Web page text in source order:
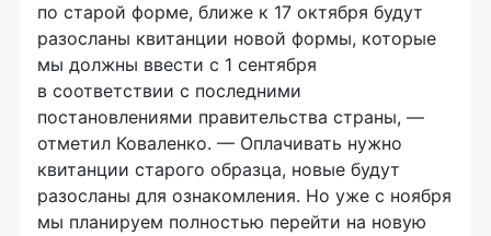
по старой форме, ближе к 17 октября будут
разосланы квитанции новой формы, которые
мы должны ввести с 1 сентября
в соответствии с последними
постановлениями правительства страны, —
отметил Коваленко. — Оплачивать нужно
квитанции старого образца, новые будут
разосланы для ознакомления. Но уже с ноября
мы планируем полностью перейти на новую